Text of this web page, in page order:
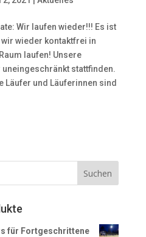
Wir laufen wieder!!! Es ist
wieder kontaktfrei in
laufen! Unsere
stattfinden.
Läufer und Läuferinnen sind
für Fortgeschrittene